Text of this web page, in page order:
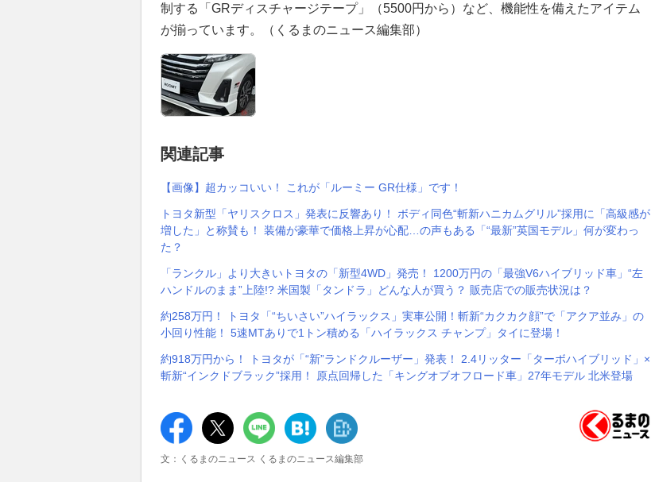
制する「GRディスチャージテープ」（5500円から）など、機能性を備えたアイテム
が揃っています。（くるまのニュース編集部）
関連記事
【画像】超カッコいい！ これが「ルーミー GR仕様」です！
トヨタ新型「ヤリスクロス」発表に反響あり！ ボディ同色“斬新ハニカムグリル”採用に「高級感が
増した」と称賛も！ 装備が豪華で価格上昇が心配…の声もある「“最新”英国モデル」何が変わっ
た？
「ランクル」より大きいトヨタの「新型4WD」発売！ 1200万円の「最強V6ハイブリッド車」“左
ハンドルのまま”上陸!? 米国製「タンドラ」どんな人が買う？ 販売店での販売状況は？
約258万円！ トヨタ「“ちいさい”ハイラックス」実車公開！斬新“カクカク顔”で「アクア並み」の
小回り性能！ 5速MTありで1トン積める「ハイラックス チャンプ」タイに登場！
約918万円から！ トヨタが「“新”ランドクルーザー」発表！ 2.4リッター「ターボハイブリッド」×
斬新“インクドブラック”採用！ 原点回帰した「キングオブオフロード車」27年モデル 北米登場
文：くるまのニュース くるまのニュース編集部